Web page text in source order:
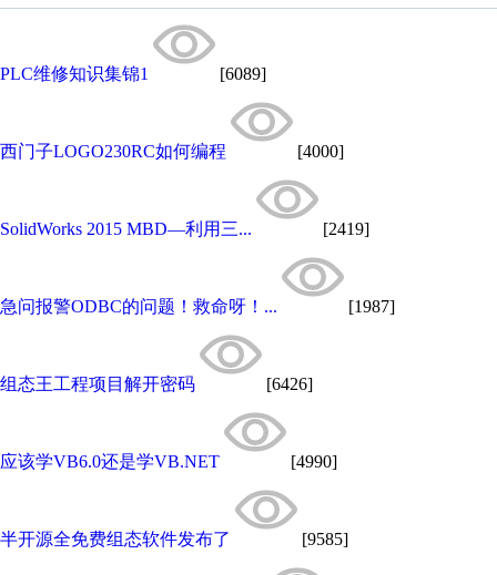
PLC维修知识集锦1 [6089]
西门子LOGO230RC如何编程 [4000]
SolidWorks 2015 MBD—利用三... [2419]
急问报警ODBC的问题！救命呀！... [1987]
组态王工程项目解开密码 [6426]
应该学VB6.0还是学VB.NET [4990]
半开源全免费组态软件发布了 [9585]